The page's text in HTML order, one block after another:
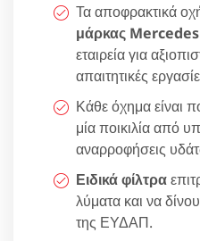
Τα αποφρακτικά
μάρκας Mercedes
εταιρεία για
απαιτητικές
Κάθε όχημα είναι
μία ποικιλία από
αναρροφήσεις
Ειδικά φίλτρα
λύματα και να
της ΕΥΔΑΠ.